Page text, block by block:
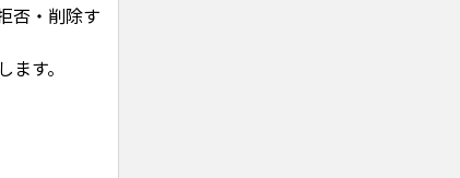
否・削除す
す。